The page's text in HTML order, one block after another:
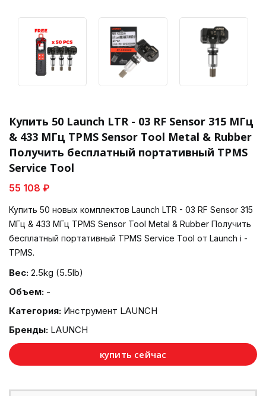
Купить 50 Launch LTR - 03 RF Sensor 315 МГц
& 433 МГц TPMS Sensor Tool Metal & Rubber
Получить бесплатный портативный TPMS
Service Tool
55 108 ₽
Купить 50 новых комплектов Launch LTR - 03 RF Sensor 315
МГц & 433 МГц TPMS Sensor Tool Metal & Rubber Получить
бесплатный портативный TPMS Service Tool от Launch i -
TPMS.
Вес: 2.5kg (5.5lb)
Объем: -
Категория: Инструмент LAUNCH
Бренды: LAUNCH
купить сейчас